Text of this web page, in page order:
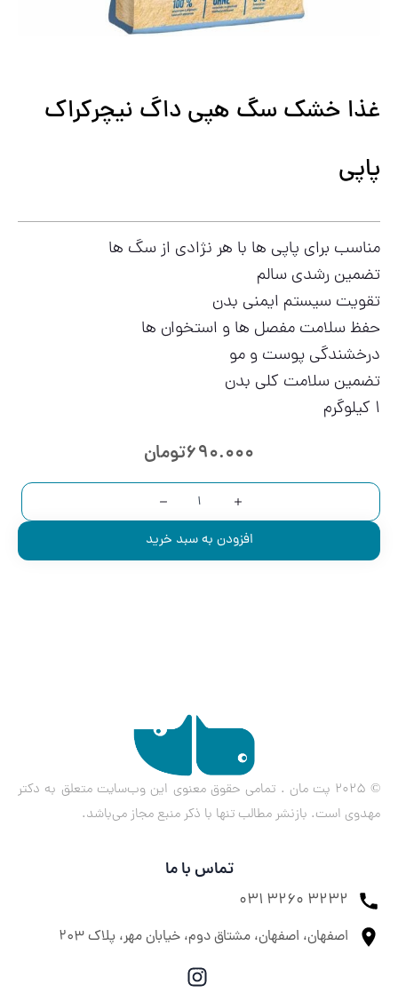
غذا خشک سگ هپی داگ نیچرکراک
پاپی
مناسب برای پاپی ها با هر نژادی از سگ ها
تضمین رشدی سالم
تقویت سیستم ایمنی بدن
حفظ سلامت مفصل ها و استخوان ها
درخشندگی پوست و مو
تضمین سلامت کلی بدن
1 کیلوگرم
690.000تومان
افزودن به سبد خرید
© ۲۰۲۵ پت مان . تمامی حقوق معنوی این وب‌سایت متعلق به دکتر
مهدوی است. بازنشر مطالب تنها با ذکر منبع مجاز می‌باشد.
تماس با ما
031 3260 3232
اصفهان، اصفهان، مشتاق دوم، خیابان مهر، پلاک ۲۰۳